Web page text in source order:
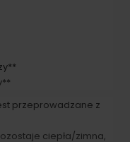
przeprowadzane z
ciepła/zimna,